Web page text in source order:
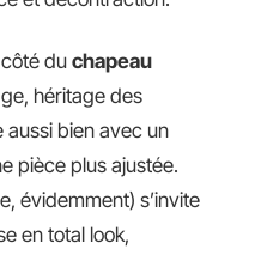
du chapeau
héritage des
aussi bien avec un
pièce plus ajustée.
évidemment) s’invite
en total look,